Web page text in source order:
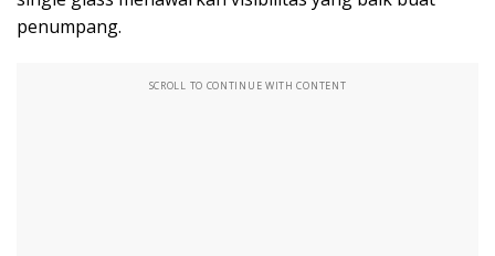
penumpang.
SCROLL TO CONTINUE WITH CONTENT